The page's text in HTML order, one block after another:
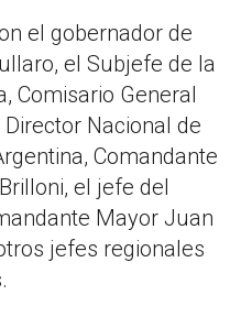
el gobernador de
el Subjefe de la
Comisario General
Nacional de
Comandante
el jefe del
Mayor Juan
jefes regionales